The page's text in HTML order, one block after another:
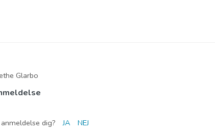
Glarbo
dig? JA NEJ